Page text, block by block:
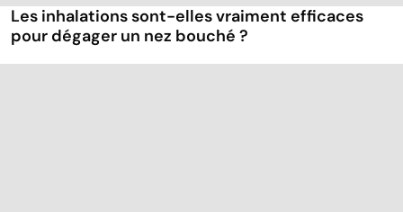
Les inhalations sont-elles vraiment efficaces
pour dégager un nez bouché ?